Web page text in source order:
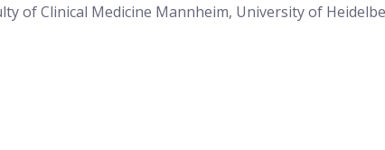
of Clinical Medicine Mannheim, University of